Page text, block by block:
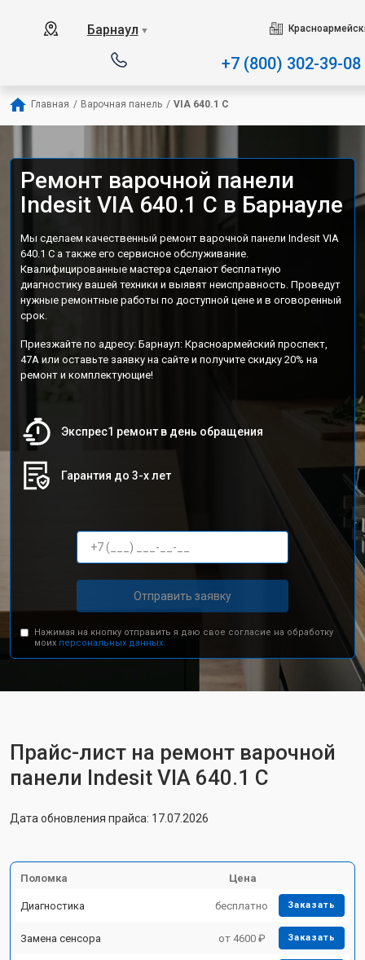
Барнаул ▼
+7 (800) 302-39-08
Главная / Варочная панель / VIA 640.1 C
Ремонт варочной панели
Indesit VIA 640.1 C в Барнауле
Мы сделаем качественный ремонт варочной панели Indesit VIA
640.1 C а также его сервисное обслуживание.
Квалифицированные мастера сделают бесплатную
диагностику вашей техники и выявят неисправность. Проведут
нужные ремонтные работы по доступной цене и в оговоренный
срок.
Приезжайте по адресу: Барнаул: Красноармейский проспект,
47А или оставьте заявку на сайте и получите скидку 20% на
ремонт и комплектующие!
Экспрес1 ремонт в день обращения
Гарантия до 3-х лет
Отправить заявку
Нажимая на кнопку отправить я даю свое согласие на обработку
моих персональных данных.
Прайс-лист на ремонт варочной
панели Indesit VIA 640.1 C
Дата обновления прайса: 17.07.2026
Поломка Цена
Диагностика бесплатно Заказать
Замена сенсора от 4600 ₽ Заказать